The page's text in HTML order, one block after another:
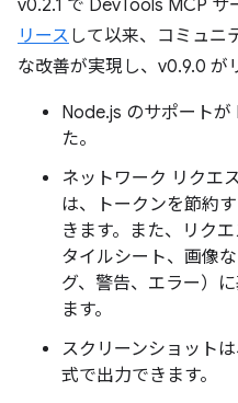
v0.2.1 で DevTools MCP サ
リース して以来、コミュニ
な改善が実現し、v0.9.0 が
Node.js のサポート
た。
ネットワーク リクエ
は、トークンを節約
きます。また、リク
タイルシート、画像
グ、警告、エラー）
ます。
スクリーンショット
式で出力できます。